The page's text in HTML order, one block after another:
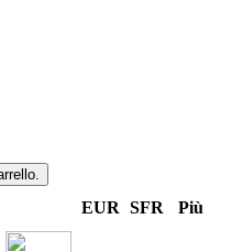
EUR SFR Più